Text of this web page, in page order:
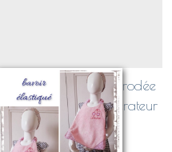
Serviette élastiquée brodée
avec ou sans récupérateur
Sur demande